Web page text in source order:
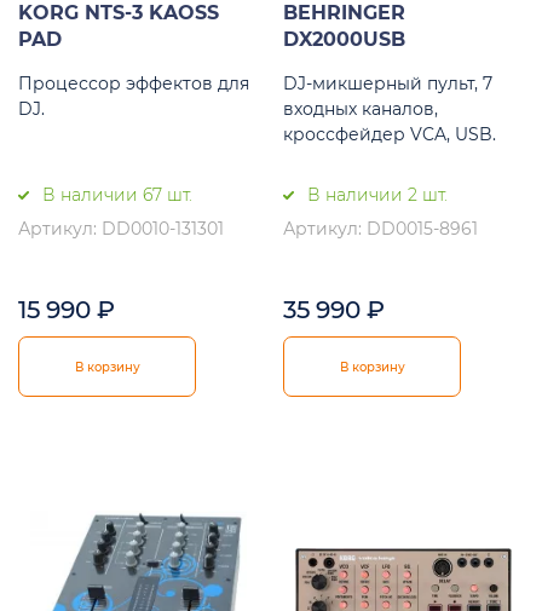
KORG NTS-3 KAOSS
PAD
Процессор эффектов для
DJ.
В наличии 67 шт.
Артикул: DD0010-131301
15 990 ₽
В корзину
BEHRINGER
DX2000USB
DJ-микшерный пульт, 7
входных каналов,
кроссфейдер VCA, USB.
В наличии 2 шт.
Артикул: DD0015-8961
35 990 ₽
В корзину